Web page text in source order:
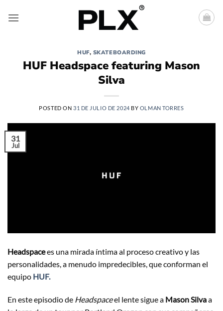
HUF, SKATEBOARDING
HUF Headspace featuring Mason
Silva
POSTED ON 31 DE JULIO DE 2024 BY OLMAN TORRES
31
Jul
Headspacees una mirada íntima al proceso creativo y las
personalidades, a menudo impredecibles, que conforman el
equipo HUF.
En este episodio de Headspaceel lente sigue a Mason Silvaa